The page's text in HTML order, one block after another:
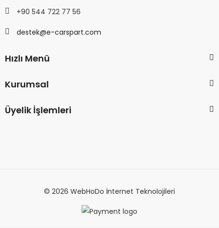
+90 544 722 77 56
destek@e-carspart.com
Hızlı Menü
Kurumsal
Üyelik İşlemleri
© 2026 WebHoDo İnternet Teknolojileri